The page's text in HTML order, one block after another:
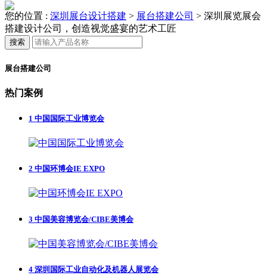
您的位置 : 深圳展台设计搭建 > 展台搭建公司 > 深圳展览展会
搭建设计公司，创造视觉盛宴的艺术工匠
搜索
展台搭建公司
热门案例
1 中国国际工业博览会
2 中国环博会IE EXPO
3 中国美容博览会/CIBE美博会
4 深圳国际工业自动化及机器人展览会